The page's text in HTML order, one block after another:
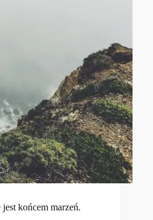
końcem marzeń.